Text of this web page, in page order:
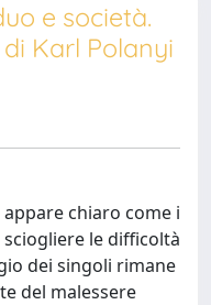
e società.
Karl Polanyi
chiaro come i
le difficoltà
dei singoli rimane
del malessere